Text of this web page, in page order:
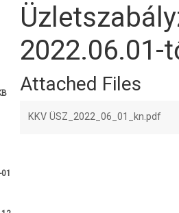
2022.06.01-
Attached Files
KKV ÜSZ_2022_06_01_kn.pdf